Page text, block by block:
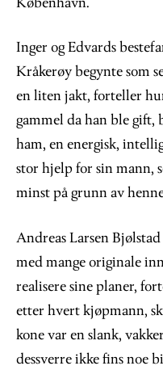
København.
Inger og Edvards
Kråkerøy begynte som
en liten jakt, forteller
gammel da han ble gift,
ham, en energisk,
stor hjelp for sin mann,
minst på grunn av
Andreas Larsen
med mange originale
realisere sine planer,
etter hvert kjøpmann,
kone var en slank,
dessverre ikke fins noe